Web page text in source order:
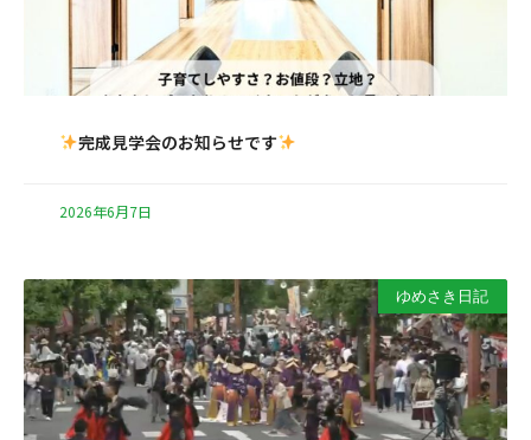
完成見学会のお知らせです
2026年6月7日
ゆめさき日記